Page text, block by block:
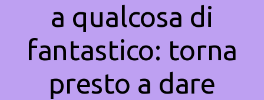
a qualcosa di
fantastico: torna
presto a dare